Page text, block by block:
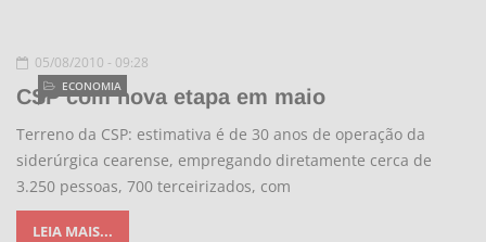
ECONOMIA
05/08/2010 - 09:28
CSP com nova etapa em maio
Terreno da CSP: estimativa é de 30 anos de operação da
siderúrgica cearense, empregando diretamente cerca de
3.250 pessoas, 700 terceirizados, com
LEIA MAIS...